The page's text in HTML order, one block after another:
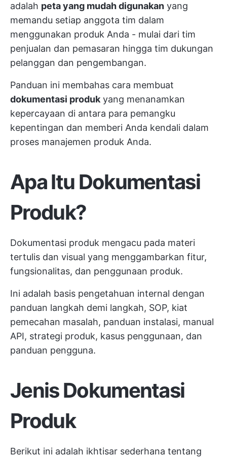
adalah peta yang mudah digunakan yang
memandu setiap anggota tim dalam
menggunakan produk Anda - mulai dari tim
penjualan dan pemasaran hingga tim dukungan
pelanggan dan pengembangan.
Panduan ini membahas cara membuat
dokumentasi produk yang menanamkan
kepercayaan di antara para pemangku
kepentingan dan memberi Anda kendali dalam
proses manajemen produk Anda.
Apa Itu Dokumentasi
Produk?
Dokumentasi produk mengacu pada materi
tertulis dan visual yang menggambarkan fitur,
fungsionalitas, dan penggunaan produk.
Ini adalah basis pengetahuan internal dengan
panduan langkah demi langkah, SOP, kiat
pemecahan masalah, panduan instalasi, manual
API, strategi produk, kasus penggunaan, dan
panduan pengguna.
Jenis Dokumentasi
Produk
Berikut ini adalah ikhtisar sederhana tentang